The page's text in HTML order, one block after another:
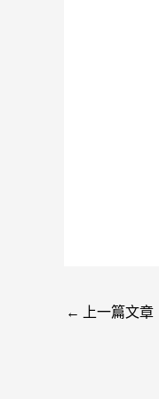
← 上一篇文章